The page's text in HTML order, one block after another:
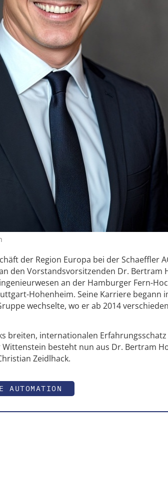
der Region Europa bei der Schaeffler
den Vorstandsvorsitzenden Dr. Bertram
an der Hamburger Fern-
Hohenheim. Seine Karriere begann
wechselte, wo er ab 2014
breiten, internationalen
besteht nun aus Dr. Bertram
Zeidlhack.
AUTOMATION